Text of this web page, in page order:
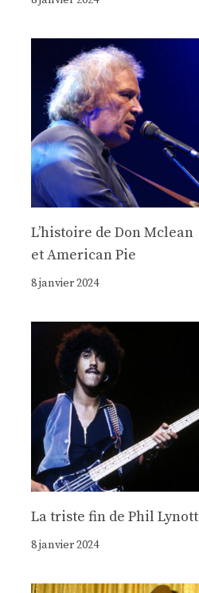
Lʼhistoire de Don Mclean
et American Pie
8 janvier 2024
La triste fin de Phil Lynott
8 janvier 2024